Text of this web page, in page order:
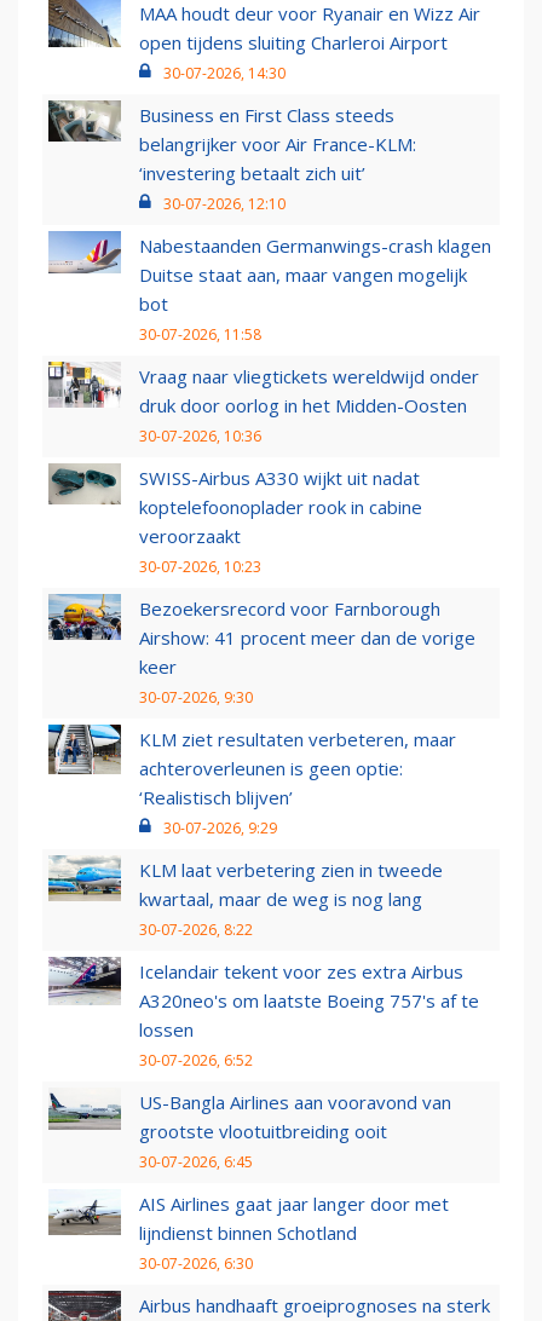
MAA houdt deur voor Ryanair en Wizz Air
open tijdens sluiting Charleroi Airport
30-07-2026, 14:30
Business en First Class steeds
belangrijker voor Air France-KLM:
‘investering betaalt zich uit’
30-07-2026, 12:10
Nabestaanden Germanwings-crash klagen
Duitse staat aan, maar vangen mogelijk
bot
30-07-2026, 11:58
Vraag naar vliegtickets wereldwijd onder
druk door oorlog in het Midden-Oosten
30-07-2026, 10:36
SWISS-Airbus A330 wijkt uit nadat
koptelefoonoplader rook in cabine
veroorzaakt
30-07-2026, 10:23
Bezoekersrecord voor Farnborough
Airshow: 41 procent meer dan de vorige
keer
30-07-2026, 9:30
KLM ziet resultaten verbeteren, maar
achteroverleunen is geen optie:
‘Realistisch blijven’
30-07-2026, 9:29
KLM laat verbetering zien in tweede
kwartaal, maar de weg is nog lang
30-07-2026, 8:22
Icelandair tekent voor zes extra Airbus
A320neo's om laatste Boeing 757's af te
lossen
30-07-2026, 6:52
US-Bangla Airlines aan vooravond van
grootste vlootuitbreiding ooit
30-07-2026, 6:45
AIS Airlines gaat jaar langer door met
lijndienst binnen Schotland
30-07-2026, 6:30
Airbus handhaaft groeiprognoses na sterk